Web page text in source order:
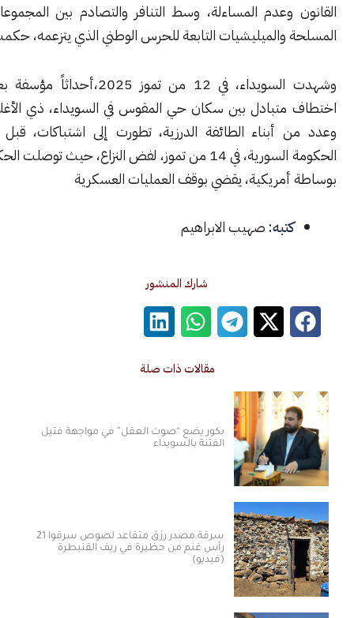
وعدم المساءلة، وسط التنافر والتصادم بين المجموعات المحلية
والميليشيات التابعة للحرس الوطني الذي يتزعمه، حكمت الهجري.
وشهدت السويداء، في 12 من تموز 2025،أحداثاً مؤسفة بعد عمليات
بين سكان حي المقوس في السويداء، ذي الأغلبية البدوية
أبناء الطائفة الدرزية، تطورت إلى اشتباكات، قبل أن تتدخل
الحكومة السورية، في 14 من تموز، لفض النزاع، حيث توصلت الحكومة لاتفاق
يقضي بوقف العمليات العسكرية
صهيب الابراهيم
شارك المنشور
مقالات ذات صلة
بكور يضع “صوت العقل” في مواجهة فتيل
الفتنة بالسويداء
سرقة مصدر رزق متقاعد لصوص سرقوا 21
رأس غنم من حظيرة في ريف القنيطرة
(فيديو)